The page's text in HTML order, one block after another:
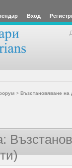
Вход
> Възстановяване на